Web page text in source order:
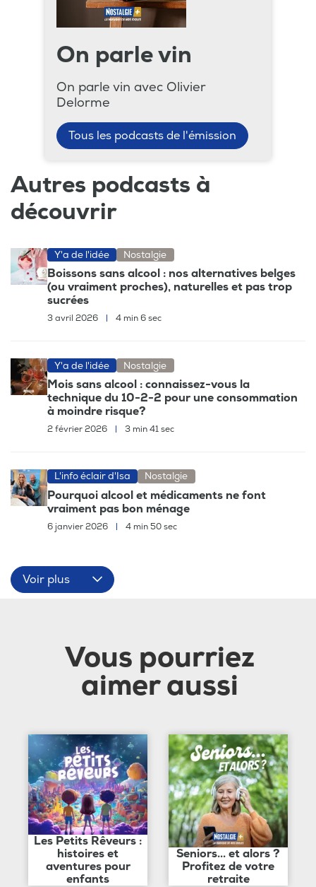
On parle vin
On parle vin avec Olivier
Delorme
Tous les podcasts de l'émission
Autres podcasts à
découvrir
Y'a de l'idée Nostalgie
Boissons sans alcool : nos alternatives belges
(ou vraiment proches), naturelles et pas trop
sucrées
3 avril 2026 4 min 6 sec
Y'a de l'idée Nostalgie
Mois sans alcool : connaissez-vous la
technique du 10-2-2 pour une consommation
à moindre risque?
2 février 2026 3 min 41 sec
L'info éclair d'Isa Nostalgie
Pourquoi alcool et médicaments ne font
vraiment pas bon ménage
6 janvier 2026 4 min 50 sec
Voir plus
Vous pourriez
aimer aussi
Les Petits Rêveurs :
histoires et
aventures pour
enfants
Seniors... et alors ?
Profitez de votre
retraite